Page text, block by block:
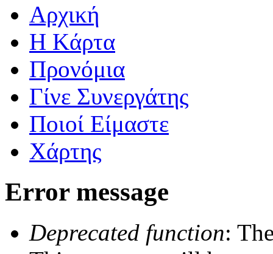
Αρχική
Η Kάρτα
Προνόμια
Γίνε Συνεργάτης
Ποιοί Είμαστε
Χάρτης
Error message
Deprecated function: